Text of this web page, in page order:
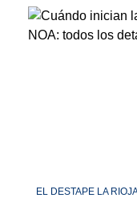
EL DESTAPE LA